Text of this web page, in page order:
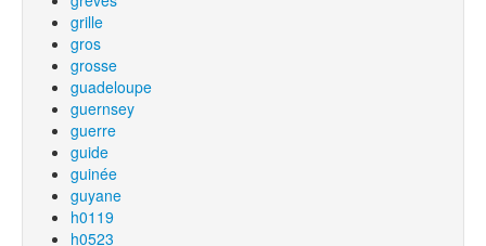
grille
gros
grosse
guadeloupe
guernsey
guerre
guide
guinée
guyane
h0119
h0523